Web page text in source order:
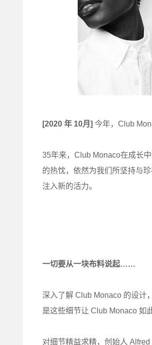
[2020 年 10月] 今年，Club
35年来，Club Monaco在成长
的热忱，依然为我们所坚持与
注入新的活力。
一切要从一块布料说起……
深入了解 Club Monaco 的设计
是这些细节让 Club Monaco 如
对细节精益求精，创始人